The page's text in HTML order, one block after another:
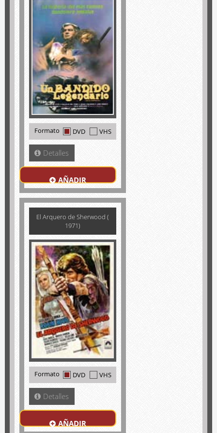
Formato DVD VHS
Detalles
AÑADIR
El Arquero de Sherwood (
1971)
Formato DVD VHS
Detalles
AÑADIR